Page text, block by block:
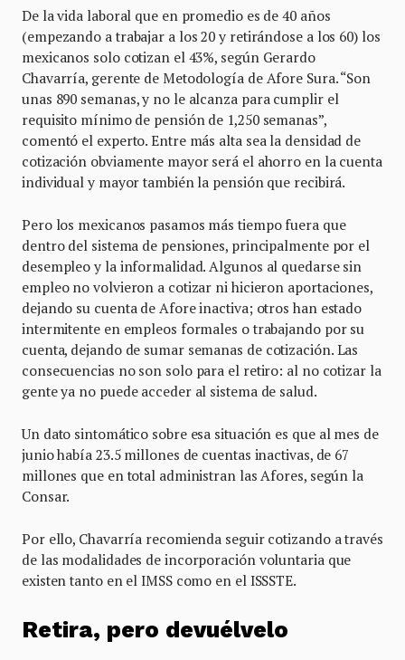
De la vida laboral que en promedio es de 40 años
(empezando a trabajar a los 20 y retirándose a los 60) los
mexicanos solo cotizan el 43%, según Gerardo
Chavarría, gerente de Metodología de Afore Sura. “Son
unas 890 semanas, y no le alcanza para cumplir el
requisito mínimo de pensión de 1,250 semanas”,
comentó el experto. Entre más alta sea la densidad de
cotización obviamente mayor será el ahorro en la cuenta
individual y mayor también la pensión que recibirá.
Pero los mexicanos pasamos más tiempo fuera que
dentro del sistema de pensiones, principalmente por el
desempleo y la informalidad. Algunos al quedarse sin
empleo no volvieron a cotizar ni hicieron aportaciones,
dejando su cuenta de Afore inactiva; otros han estado
intermitente en empleos formales o trabajando por su
cuenta, dejando de sumar semanas de cotización. Las
consecuencias no son solo para el retiro: al no cotizar la
gente ya no puede acceder al sistema de salud.
Un dato sintomático sobre esa situación es que al mes de
junio había 23.5 millones de cuentas inactivas, de 67
millones que en total administran las Afores, según la
Consar.
Por ello, Chavarría recomienda seguir cotizando a través
de las modalidades de incorporación voluntaria que
existen tanto en el IMSS como en el ISSSTE.
Retira, pero devuélvelo